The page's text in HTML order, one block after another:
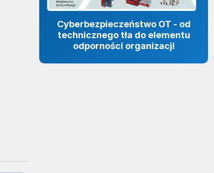
Cyberbezpieczeństwo OT - od
technicznego tła do elementu
odporności organizacji